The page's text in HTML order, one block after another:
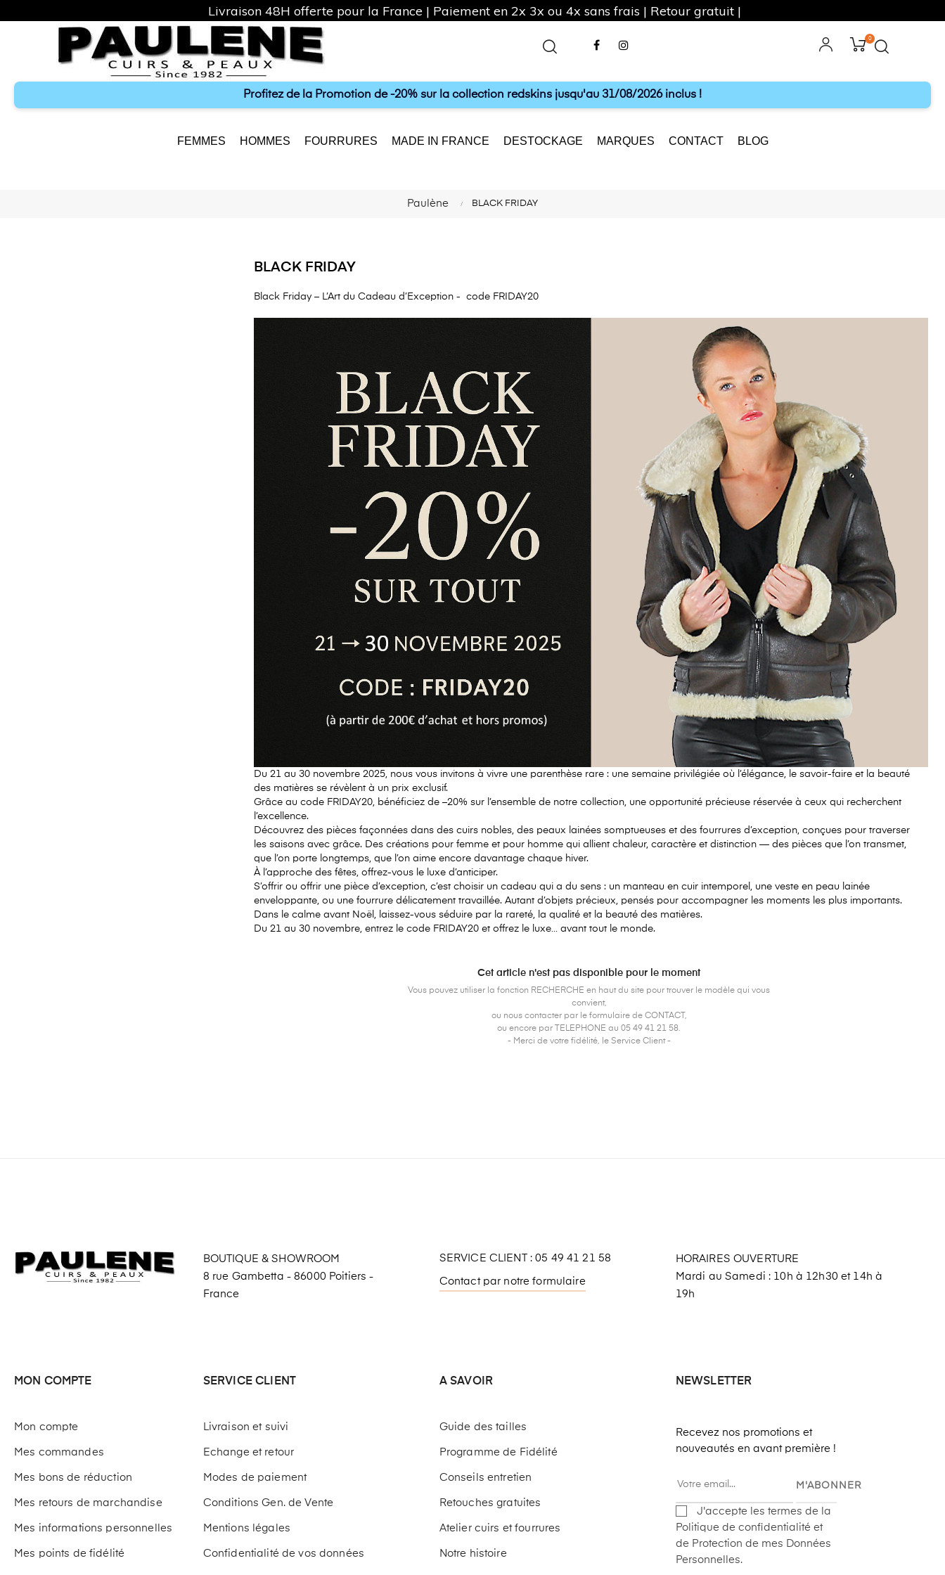
Facebook
0
Profitez de la Promotion de -20% sur la collection redskins jusqu'au 31/08/2026 inclus !
FEMMES HOMMES FOURRURES MADE IN FRANCE DESTOCKAGE MARQUES CONTACT BLOG
Paulène BLACK FRIDAY
BLACK FRIDAY
Black Friday – L’Art du Cadeau d’Exception - code FRIDAY20
Du 21 au 30 novembre 2025, nous vous invitons à vivre une parenthèse rare : une semaine privilégiée où l’élégance, le savoir-faire et la beauté
des matières se révèlent à un prix exclusif.
Grâce au code FRIDAY20, bénéficiez de –20% sur l’ensemble de notre collection, une opportunité précieuse réservée à ceux qui recherchent
l’excellence.
Découvrez des pièces façonnées dans des cuirs nobles, des peaux lainées somptueuseset des fourrures d’exception, conçues pour traverser
les saisons avec grâce. Des créations pour femme et pour homme qui allient chaleur, caractère et distinction — des pièces que l’on transmet,
que l’on porte longtemps, que l’on aime encore davantage chaque hiver.
À l’approche des fêtes, offrez-vous le luxe d’anticiper.
S’offrir ou offrir une pièce d’exception, c’est choisir un cadeau qui a du sens : un manteau en cuir intemporel, une veste en peau lainée
enveloppante, ou une fourrure délicatement travaillée. Autant d’objets précieux, pensés pour accompagner les moments les plus importants.
Dans le calme avant Noël, laissez-vous séduire par la rareté, la qualité et la beauté des matières.
Du 21 au 30 novembre, entrez le code FRIDAY20 et offrez le luxe… avant tout le monde.
Cet article n'est pas disponible pour le moment
Vous pouvez utiliser la fonction RECHERCHE en haut du site pour trouver le modèle qui vous
convient,
ou nous contacter par le formulaire de CONTACT,
ou encore par TELEPHONE au 05 49 41 21 58.
- Merci de votre fidélité, le Service Client -
BOUTIQUE & SHOWROOM
8 rue Gambetta - 86000 Poitiers -
France
SERVICE CLIENT : 05 49 41 21 58
Contact par notre formulaire
HORAIRES OUVERTURE
Mardi au Samedi : 10h à 12h30 et 14h à
19h
MON COMPTE
Mon compte
Mes commandes
Mes bons de réduction
Mes retours de marchandise
Mes informations personnelles
Mes points de fidélité
SERVICE CLIENT
Livraison et suivi
Echange et retour
Modes de paiement
Conditions Gen. de Vente
Mentions légales
Confidentialité de vos données
A SAVOIR
Guide des tailles
Programme de Fidélité
Conseils entretien
Retouches gratuites
Atelier cuirs et fourrures
Notre histoire
NEWSLETTER
Recevez nos promotions et
nouveautés en avant première !
M'ABONNER
J'accepte les termes de la
Politique de confidentialité et
de Protection de mes Données
Personnelles.
Livraison 48H offerte pour la France | Paiement en 2x 3x ou 4x sans frais | Retour gratuit |